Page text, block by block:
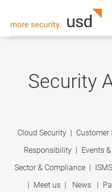
Security
Cloud Security | Customer
Responsibility| Events
Sector & Compliance| ISMS
| Meet us | News |